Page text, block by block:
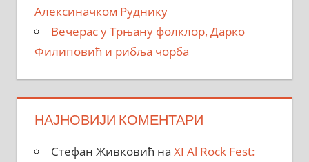
Алексиначком Руднику
Вечерас у Трњану фолклор, Дарко
Филиповић и рибља чорба
НАЈНОВИЈИ КОМЕНТАРИ
Стефан Живковић на XI Al Rock Fest: